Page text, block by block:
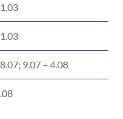
9.07 – 4.08